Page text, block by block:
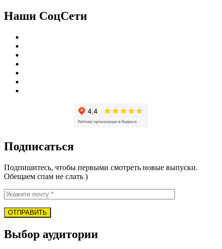
Наши СоцСети
Подписаться
Подпишитесь, чтобы первыми смотреть новые выпуски.
Обещаем спам не слать )
Выбор аудитории